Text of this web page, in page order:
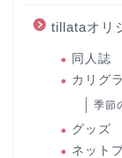
tillataオリ
同人誌
カリグ
季節
グッズ
ネット